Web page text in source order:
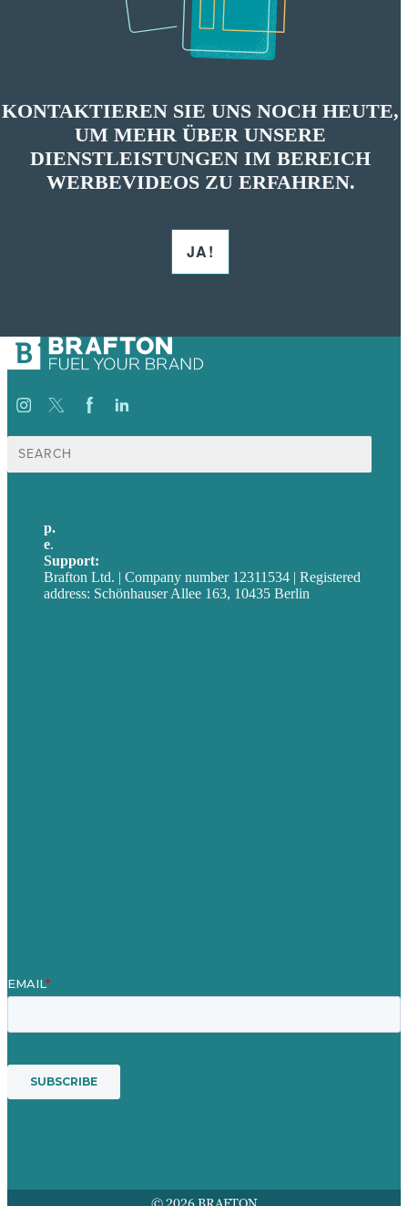
KONTAKTIEREN SIE UNS NOCH HEUTE,
UM MEHR ÜBER UNSERE
DIENSTLEISTUNGEN IM BEREICH
WERBEVIDEOS ZU ERFAHREN.
JA!
Suche
nach:
p.
e.
Support:
Brafton Ltd. | Company number 12311534 | Registered
address: Schönhauser Allee 163, 10435 Berlin